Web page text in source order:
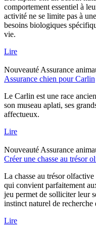
comportement essentiel à
activité ne se limite pas à
besoins biologiques
vie.
Lire
NouveautéAssurance
Assurance chien pour Carlin
Le Carlin est une race
son museau aplati, ses
affectueux.
Lire
NouveautéAssurance
Créer une chasse au trésor
La chasse au trésor
qui convient parfaitement
jeu permet de solliciter leur
instinct naturel de recherche
Lire